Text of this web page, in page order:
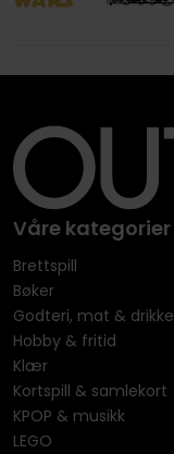
Våre kategorier
Brettspill
Bøker
Godteri, mat & drikke
Hobby & fritid
Klær
Kortspill & samlekort
KPOP & musikk
LEGO